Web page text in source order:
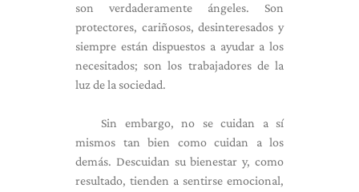
son verdaderamente ángeles. Son
protectores, cariñosos, desinteresados ​​y
siempre están dispuestos a ayudar a los
necesitados; son los trabajadores de la
luz de la sociedad.
Sin embargo, no se cuidan a sí
mismos tan bien como cuidan a los
demás. Descuidan su bienestar y, como
resultado, tienden a sentirse emocional,